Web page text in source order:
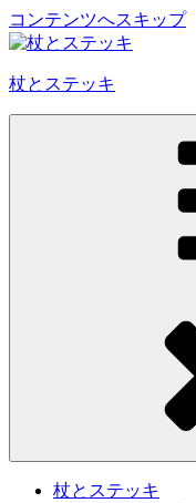
コンテンツへスキップ
杖とステッキ
杖とステッキ